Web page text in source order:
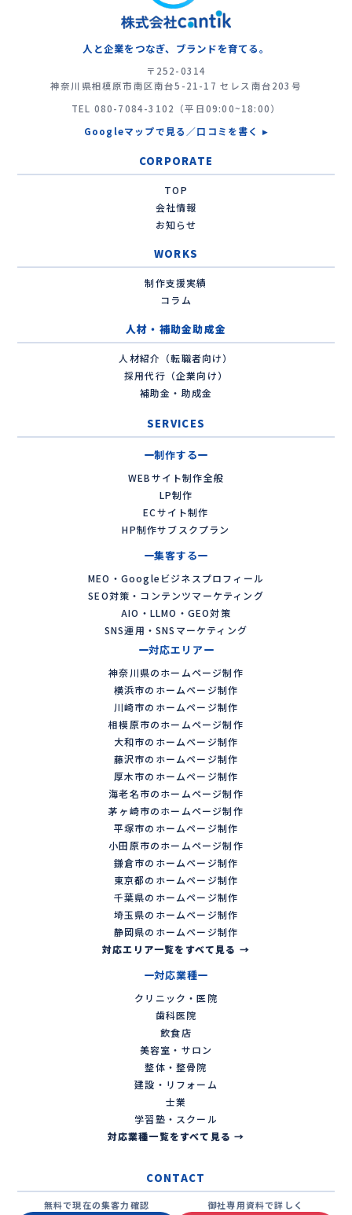
人と企業をつなぎ、ブランドを育てる。
〒252-0314
神奈川県相模原市南区南台5-21-17 セレス南台203号
TEL 080-7084-3102 （平日09:00~18:00）
Googleマップで見る／口コミを書く ▸
CORPORATE
TOP
会社情報
お知らせ
WORKS
制作支援実績
コラム
人材・補助金助成金
人材紹介（転職者向け）
採用代行（企業向け）
補助金・助成金
SERVICES
制作する
WEBサイト制作全般
LP制作
ECサイト制作
HP制作サブスクプラン
集客する
MEO・Googleビジネスプロフィール
SEO対策・コンテンツマーケティング
AIO・LLMO・GEO対策
SNS運用・SNSマーケティング
対応エリア
神奈川県のホームページ制作
横浜市のホームページ制作
川崎市のホームページ制作
相模原市のホームページ制作
大和市のホームページ制作
藤沢市のホームページ制作
厚木市のホームページ制作
海老名市のホームページ制作
茅ヶ崎市のホームページ制作
平塚市のホームページ制作
小田原市のホームページ制作
鎌倉市のホームページ制作
東京都のホームページ制作
千葉県のホームページ制作
埼玉県のホームページ制作
静岡県のホームページ制作
対応エリア一覧をすべて見る →
対応業種
クリニック・医院
歯科医院
飲食店
美容室・サロン
整体・整骨院
建設・リフォーム
士業
学習塾・スクール
対応業種一覧をすべて見る →
CONTACT
無料で現在の集客力確認 御社専用資料で詳しく